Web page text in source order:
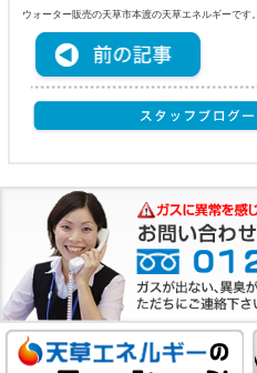
ウォーター販売の天草市本渡の天草エネルギーです。